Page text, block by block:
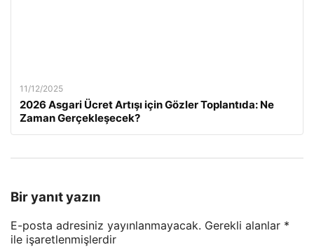
11/12/2025
2026 Asgari Ücret Artışı için Gözler Toplantıda: Ne
Zaman Gerçekleşecek?
Bir yanıt yazın
E-posta adresiniz yayınlanmayacak. Gerekli alanlar *
ile işaretlenmişlerdir